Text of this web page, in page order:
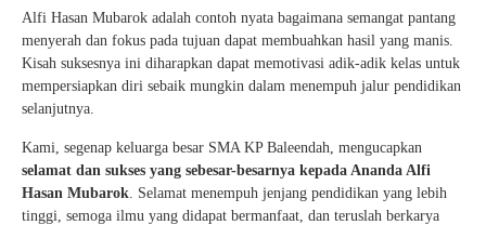
Alfi Hasan Mubarok adalah contoh nyata bagaimana semangat pantang
menyerah dan fokus pada tujuan dapat membuahkan hasil yang manis.
Kisah suksesnya ini diharapkan dapat memotivasi adik-adik kelas untuk
mempersiapkan diri sebaik mungkin dalam menempuh jalur pendidikan
selanjutnya.
Kami, segenap keluarga besar SMA KP Baleendah, mengucapkan
selamat dan sukses yang sebesar-besarnya kepada Ananda Alfi
Hasan Mubarok. Selamat menempuh jenjang pendidikan yang lebih
tinggi, semoga ilmu yang didapat bermanfaat, dan teruslah berkarya